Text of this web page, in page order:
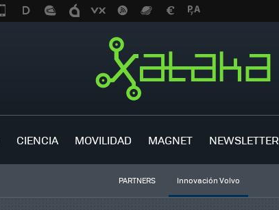
CIENCIA MOVILIDAD MAGNET NEWSLETTER
PARTNERS Innovación Volvo